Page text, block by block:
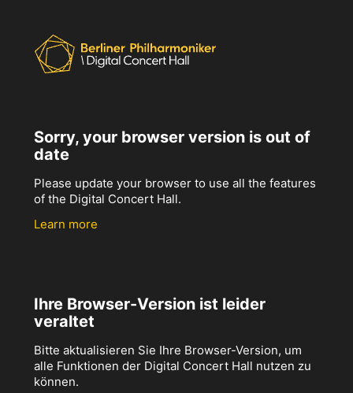
Sorry, your browser version is out of
date
Please update your browser to use all the features
of the Digital Concert Hall.
Learn more
Ihre Browser-Version ist leider
veraltet
Bitte aktualisieren Sie Ihre Browser-Version, um
alle Funktionen der Digital Concert Hall nutzen zu
können.